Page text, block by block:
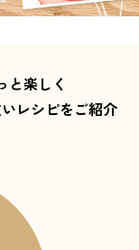
と楽しく
レシピをご紹介